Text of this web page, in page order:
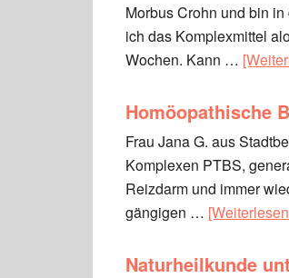
Morbus Crohn und bin
ich das Komplexmittel
Wochen. Kann …
Homöopathische
Frau Jana G. aus
Komplexen PTBS,
Reizdarm und immer
gängigen …
Naturheilkunde